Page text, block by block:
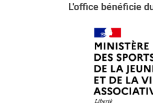
L'office bénéficie